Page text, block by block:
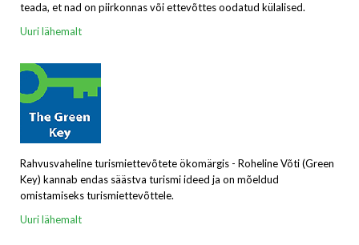
teada, et nad on piirkonnas või ettevõttes oodatud külalised.
Uuri lähemalt
Rahvusvaheline turismiettevõtete ökomärgis - Roheline Võti (Green
Key) kannab endas säästva turismi ideed ja on mõeldud
omistamiseks turismiettevõttele.
Uuri lähemalt